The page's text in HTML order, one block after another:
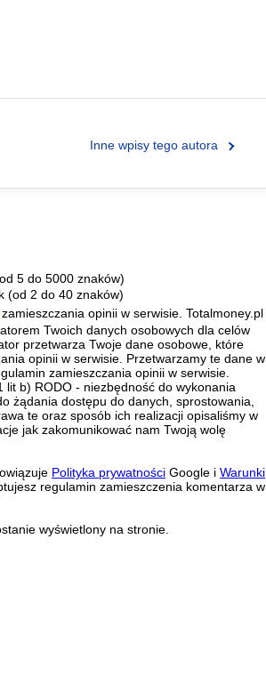
Inne wpisy tego autora
5 do 5000 znaków)
(od 2 do 40 znaków)
zamieszczania opinii w serwisie. Totalmoney.pl
Twoich danych osobowych dla celów
przetwarza Twoje dane osobowe, które
opinii w serwisie. Przetwarzamy te dane w
zamieszczania opinii w serwisie.
b) RODO - niezbędność do wykonania
żądania dostępu do danych, sprostowania,
te oraz sposób ich realizacji opisaliśmy w
jak zakomunikować nam Twoją wolę
Polityka prywatności Google iWarunki
regulamin zamieszczenia komentarza w
wyświetlony na stronie.